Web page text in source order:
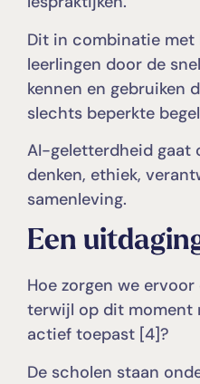
Dit in combinatie met
leerlingen door de
kennen en gebruiken
slechts beperkte
AI-geletterdheid gaat
denken, ethiek,
samenleving.
Een
Hoe zorgen we
terwijl op dit moment
actief toepast [4]?
De scholen staan